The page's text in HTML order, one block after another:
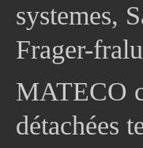
systemes,
Frager-
MATECO
détachées